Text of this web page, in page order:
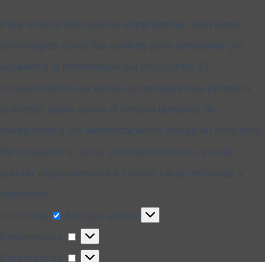
Preferencias
Estadísticas